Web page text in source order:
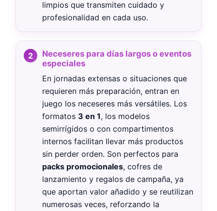
limpios que transmiten cuidado y
profesionalidad en cada uso.
Neceseres para días largos o eventos
especiales
En jornadas extensas o situaciones que
requieren más preparación, entran en
juego los neceseres más versátiles. Los
formatos 3 en 1, los modelos
semirrígidos o con compartimentos
internos facilitan llevar más productos
sin perder orden. Son perfectos para
packs promocionales, cofres de
lanzamiento y regalos de campaña, ya
que aportan valor añadido y se reutilizan
numerosas veces, reforzando la